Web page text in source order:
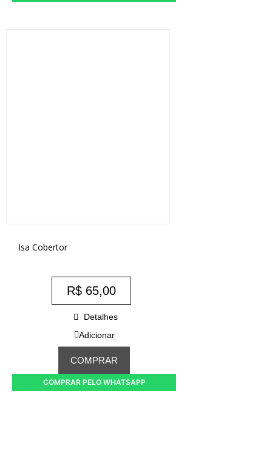
Isa Cobertor
R$65,00
Detalhes
Adicionar
COMPRAR
COMPRAR PELO WHATSAPP